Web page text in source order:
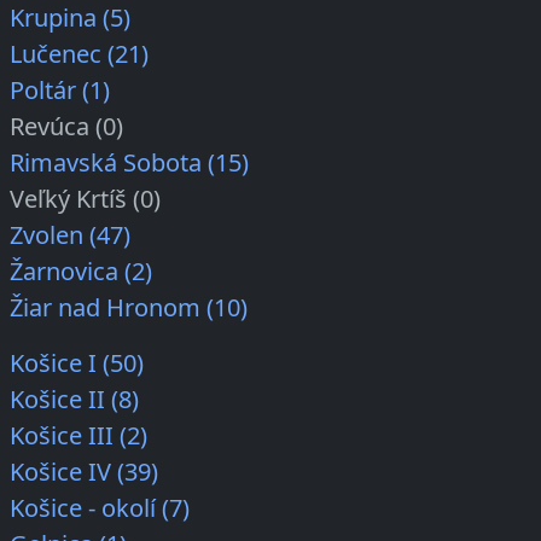
Krupina (5)
Lučenec (21)
Poltár (1)
Revúca (0)
Rimavská Sobota (15)
Veľký Krtíš (0)
Zvolen (47)
Žarnovica (2)
Žiar nad Hronom (10)
Košice I (50)
Košice II (8)
Košice III (2)
Košice IV (39)
Košice - okolí (7)